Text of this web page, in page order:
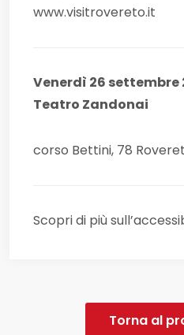
www.visitrovereto.it
Venerdì 26 settembre
Teatro Zandonai
corso Bettini, 78
Scopri di più
Torna al